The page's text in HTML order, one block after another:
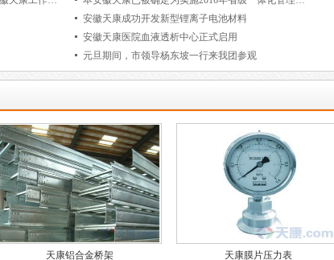
安徽天康成功开发新型锂离子电池材料
安徽天康医院血液透析中心正式启用
元旦期间，市领导杨东坡一行来我团参观
天康铝合金桥架 天康膜片压力表